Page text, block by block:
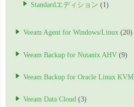
Standardエディション (1)
Veeam Agent for Windows/Linux (20)
Veeam Backup for Nutanix AHV (9)
Veeam Backup for Oracle Linux KVM
Veeam Data Cloud (3)